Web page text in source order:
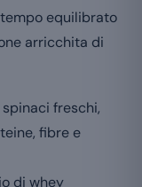
equilibrato
arricchita di
spinaci freschi,
fibre e
di whey